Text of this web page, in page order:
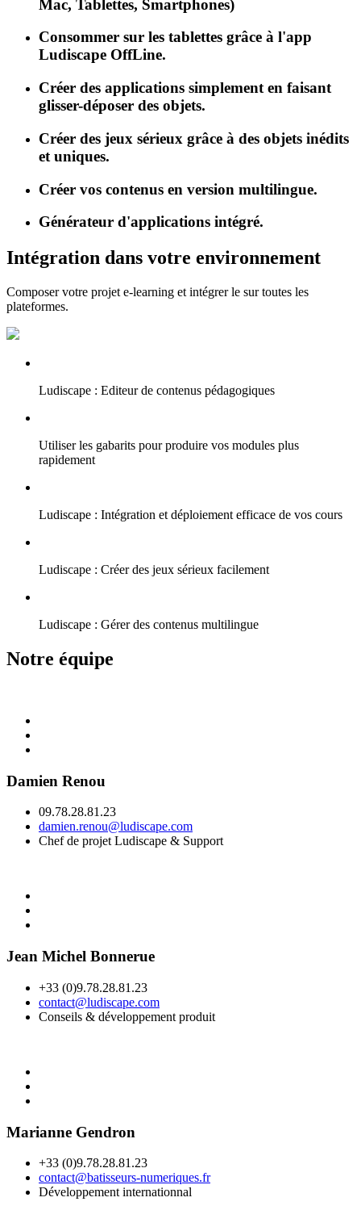
Mac, Tablettes, Smartphones)
Consommer sur les tablettes grâce à l'app
Ludiscape OffLine.
Créer des applications simplement en faisant
glisser-déposer des objets.
Créer des jeux sérieux grâce à des objets inédits
et uniques.
Créer vos contenus en version multilingue.
Générateur d'applications intégré.
Intégration dans votre environnement
Composer votre projet e-learning et intégrer le sur toutes les
plateformes.
Ludiscape : Editeur de contenus pédagogiques
Utiliser les gabarits pour produire vos modules plus
rapidement
Ludiscape : Intégration et déploiement efficace de vos cours
Ludiscape : Créer des jeux sérieux facilement
Ludiscape : Gérer des contenus multilingue
Notre équipe
Damien Renou
09.78.28.81.23
damien.renou@ludiscape.com
Chef de projet Ludiscape & Support
Jean Michel Bonnerue
+33 (0)9.78.28.81.23
contact@ludiscape.com
Conseils & développement produit
Marianne Gendron
+33 (0)9.78.28.81.23
contact@batisseurs-numeriques.fr
Développement internationnal